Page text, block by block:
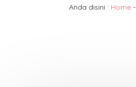
Anda disini : Home -